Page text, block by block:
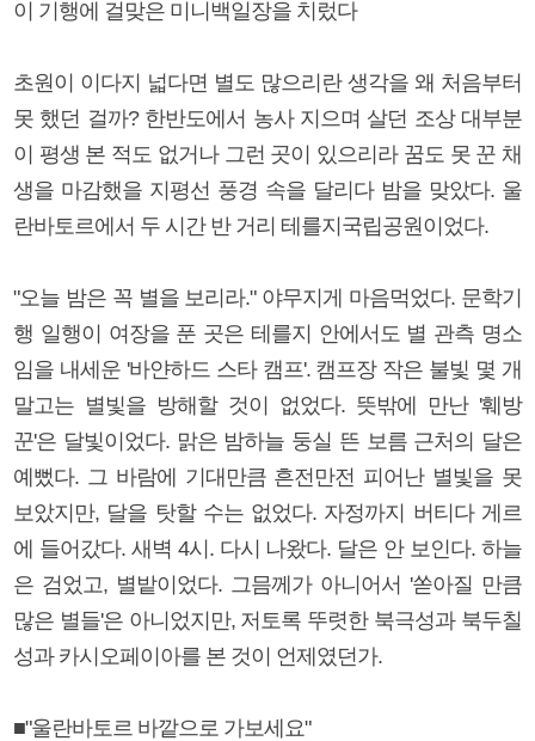
이 기행에 걸맞은 미니백일장을 치렀다
초원이 이다지 넓다면 별도 많으리란 생각을 왜 처음부터
못 했던 걸까? 한반도에서 농사 지으며 살던 조상 대부분
이 평생 본 적도 없거나 그런 곳이 있으리라 꿈도 못 꾼 채
생을 마감했을 지평선 풍경 속을 달리다 밤을 맞았다. 울
란바토르에서 두 시간 반 거리 테를지국립공원이었다.
"오늘 밤은 꼭 별을 보리라." 야무지게 마음먹었다. 문학기
행 일행이 여장을 푼 곳은 테를지 안에서도 별 관측 명소
임을 내세운 '바얀하드 스타 캠프'. 캠프장 작은 불빛 몇 개
말고는 별빛을 방해할 것이 없었다. 뜻밖에 만난 '훼방
꾼'은 달빛이었다. 맑은 밤하늘 둥실 뜬 보름 근처의 달은
예뻤다. 그 바람에 기대만큼 흔전만전 피어난 별빛을 못
보았지만, 달을 탓할 수는 없었다. 자정까지 버티다 게르
에 들어갔다. 새벽 4시. 다시 나왔다. 달은 안 보인다. 하늘
은 검었고, 별밭이었다. 그믐께가 아니어서 '쏟아질 만큼
많은 별들'은 아니었지만, 저토록 뚜렷한 북극성과 북두칠
성과 카시오페이아를 본 것이 언제였던가.
■"울란바토르 바깥으로 가보세요"